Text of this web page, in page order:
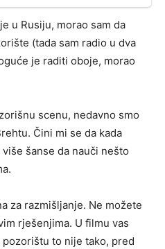
u Rusiju, morao sam da
(tada sam radio u dva
je raditi oboje, morao
scenu, nedavno smo
Čini mi se da kada
šanse da nauči nešto
za razmišljanje. Ne možete
rješenjima. U filmu vas
to nije tako, pred